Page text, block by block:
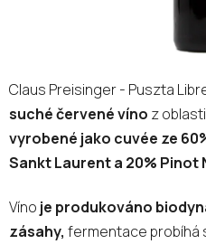
Claus Preisinger - Puszta
suché červené víno z
vyrobené jako cuvée ze
Sankt Laurent a 20% Pinot
Víno je produkováno
zásahy, fermentace probíhá